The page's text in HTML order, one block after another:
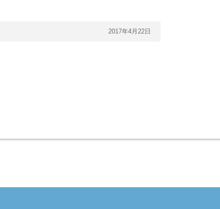
2017年4月22日